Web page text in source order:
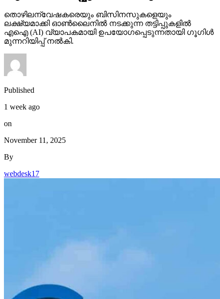
തൊഴിലന്വേഷകരെയും ബിസിനസുകളെയും
ലക്ഷ്യമാക്കി ഓണ്‍ലൈനില്‍ നടക്കുന്ന തട്ടിപ്പുകളില്‍
എഐ (AI) വ്യാപകമായി ഉപയോഗപ്പെടുന്നതായി ഗൂഗിള്‍
മുന്നറിയിപ്പ് നല്‍കി.
Published
1 week ago
on
November 11, 2025
By
webdesk17